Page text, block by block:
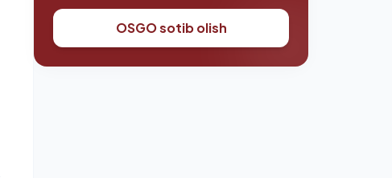
OSGO sotib olish